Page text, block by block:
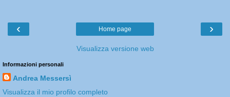
‹ ›
Home page
Visualizza versione web
Informazioni personali
Andrea Messersì
Visualizza il mio profilo completo